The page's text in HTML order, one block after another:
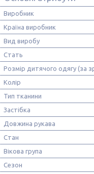
Виробник
Країна виробник
Вид виробу
Стать
Розмір дитячого одягу (за
Колір
Тип тканини
Застібка
Довжина рукава
Стан
Вікова група
Сезон